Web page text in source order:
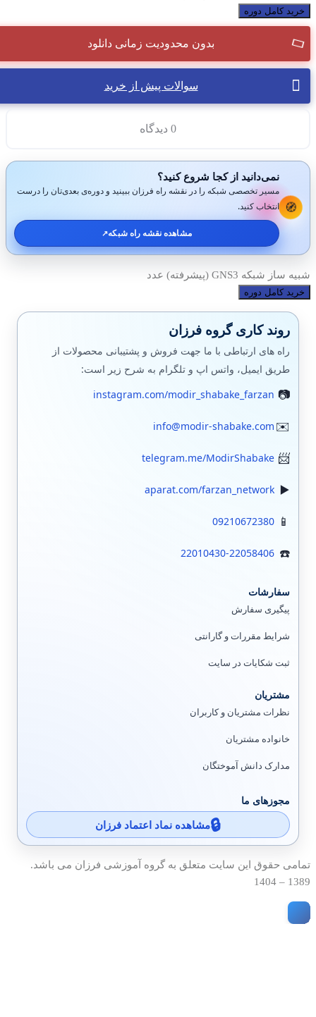
خرید کامل دوره
بدون محدودیت زمانی دانلود
سوالات پیش از خرید
0 دیدگاه
🧭
نمی‌دانید از کجا شروع کنید؟
مسیر تخصصی شبکه را در نقشه راه فرزان ببینید و دوره‌ی بعدی‌تان را درست
انتخاب کنید.
مشاهده نقشه راه شبکه↗️
شبیه ساز شبکه GNS3 (پیشرفته) عدد
خرید کامل دوره
روند کاری گروه فرزان
راه های ارتباطی با ما جهت فروش و پشتیبانی محصولات از
طریق ایمیل، واتس اپ و تلگرام به شرح زیر است:
instagram.com/modir_shabake_farzan
info@modir-shabake.com
telegram.me/ModirShabake
aparat.com/farzan_network
09210672380
22010430-22058406
سفارشات
پیگیری سفارش
شرایط مقررات و گارانتی
ثبت شکایات در سایت
مشتریان
نظرات مشتریان و کاربران
خانواده مشتریان
مدارک دانش آموختگان
مجوزهای ما
مشاهده نماد اعتماد فرزان
تمامی حقوق این سایت متعلق به گروه آموزشی فرزان می باشد.
1389 – 1404